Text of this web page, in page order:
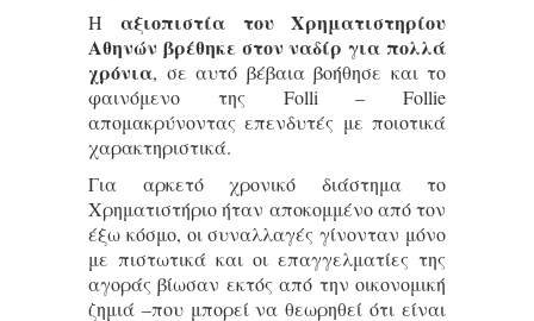
Η αξιοπιστία του Χρηματιστηρίου
Αθηνών βρέθηκε στον ναδίρ για πολλά
χρόνια, σε αυτό βέβαια βοήθησε και το
φαινόμενο της Folli – Follie
απομακρύνοντας επενδυτές με ποιοτικά
χαρακτηριστικά.
Για αρκετό χρονικό διάστημα το
Χρηματιστήριο ήταν αποκομμένο από τον
έξω κόσμο, οι συναλλαγές γίνονταν μόνο
με πιστωτικά και οι επαγγελματίες της
αγοράς βίωσαν εκτός από την οικονομική
ζημιά –που μπορεί να θεωρηθεί ότι είναι